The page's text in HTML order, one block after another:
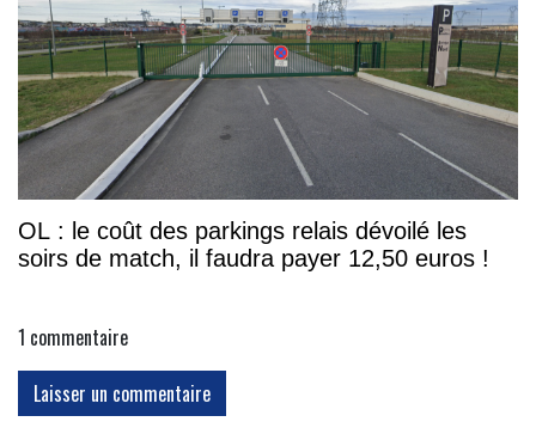
OL : le coût des parkings relais dévoilé les
soirs de match, il faudra payer 12,50 euros !
1 commentaire
Laisser un commentaire